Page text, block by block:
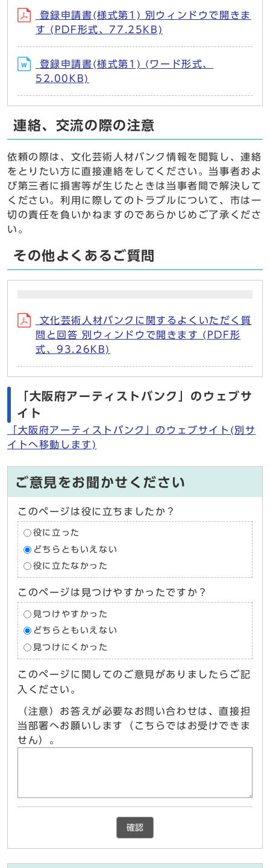
登録申請書(様式第1) 別ウィンドウで開きま
す (PDF形式、77.25KB)
登録申請書(様式第1) (ワード形式、
52.00KB)
連絡、交流の際の注意
依頼の際は、文化芸術人材バンク情報を閲覧し、連絡
をとりたい方に直接連絡をしてください。当事者およ
び第三者に損害等が生じたときは当事者間で解決して
ください。利用に際してのトラブルについて、市は一
切の責任を負いかねますのであらかじめご了承くださ
い。
その他よくあるご質問
文化芸術人材バンクに関するよくいただく質
問と回答 別ウィンドウで開きます (PDF形
式、93.26KB)
「大阪府アーティストバンク」のウェブサ
イト
「大阪府アーティストバンク」のウェブサイト(別サ
イトへ移動します)
ご意見をお聞かせください
このページは役に立ちましたか？
役に立った
どちらともいえない
役に立たなかった
このページは見つけやすかったですか？
見つけやすかった
どちらともいえない
見つけにくかった
このページに関してのご意見がありましたらご記
入ください。
（注意）お答えが必要なお問い合わせは、直接担
当部署へお願いします（こちらではお受けできま
せん）。
確認